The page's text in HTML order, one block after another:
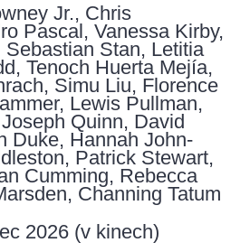
Jr., Chris
Pascal, Vanessa Kirby,
Stan, Letitia
Tenoch Huerta Mejía,
Simu Liu, Florence
Lewis Pullman,
Quinn, David
Duke, Hannah John-
Patrick Stewart,
Cumming, Rebecca
Channing Tatum
2026 (v kinech)